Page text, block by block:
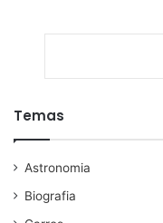
Temas
Astronomia
Biografia